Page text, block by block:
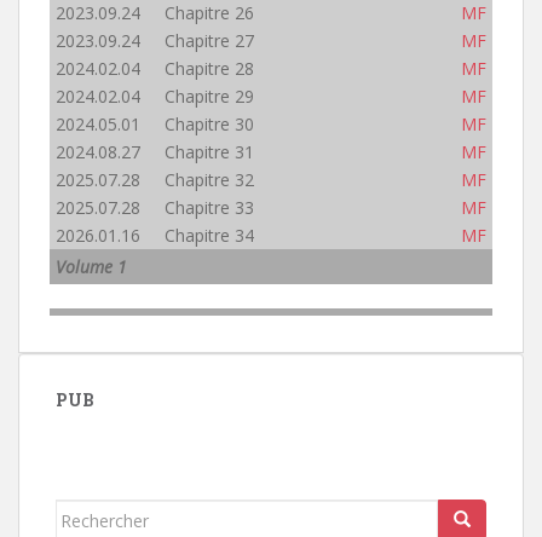
2023.09.24 Chapitre 26
MF
2023.09.24 Chapitre 27
MF
2024.02.04 Chapitre 28
MF
2024.02.04 Chapitre 29
MF
2024.05.01 Chapitre 30
MF
2024.08.27 Chapitre 31
MF
2025.07.28 Chapitre 32
MF
2025.07.28 Chapitre 33
MF
2026.01.16 Chapitre 34
MF
Volume 1
PUB
Rechercher...